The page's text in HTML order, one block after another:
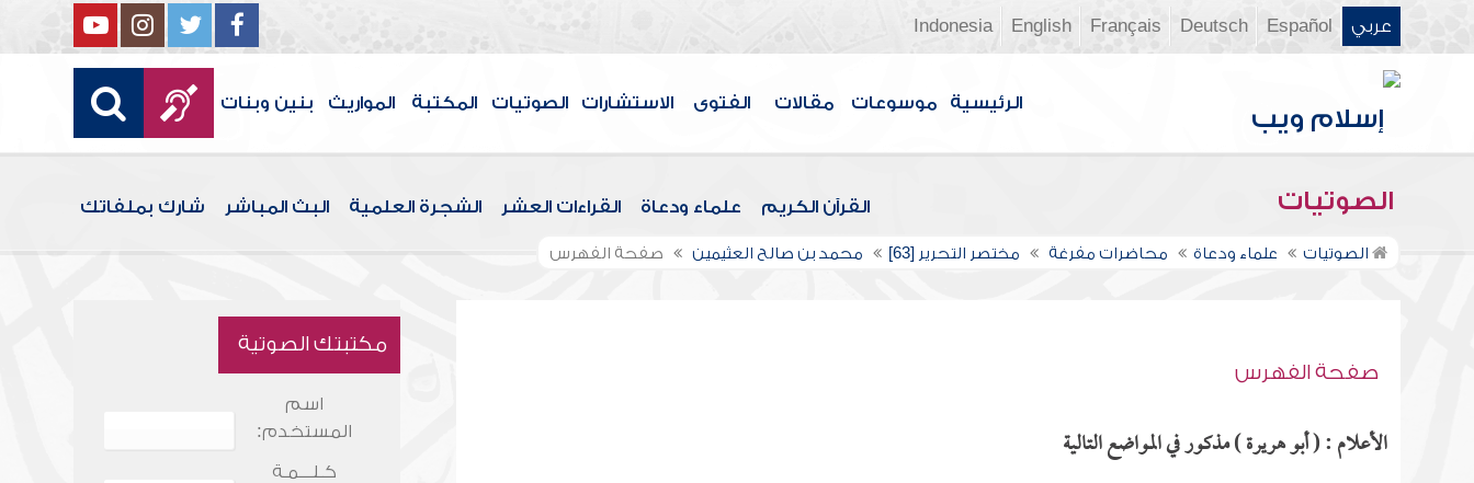
عربي Español
Deutsch
Français
English
Indonesia
الرئيسية موسوعات مقالات الفتوى الاستشارات الصوتيات المكتبة المواريث بنين وبنات
الصوتيات القرآن الكريم علماء ودعاة القراءات العشر الشجرة العلمية البث المباشر شارك بملفاتك
الصوتيات علماء ودعاة محاضرات مفرغة مختصر التحرير [63] محمد بن صالح العثيمين صفحة الفهرس
صفحة الفهرس
الأعلام : ( أبو هريرة ) مذكور في المواضع التالية
مكتبتك الصوتية
اسم
المستخدم:
كـلـــمـة